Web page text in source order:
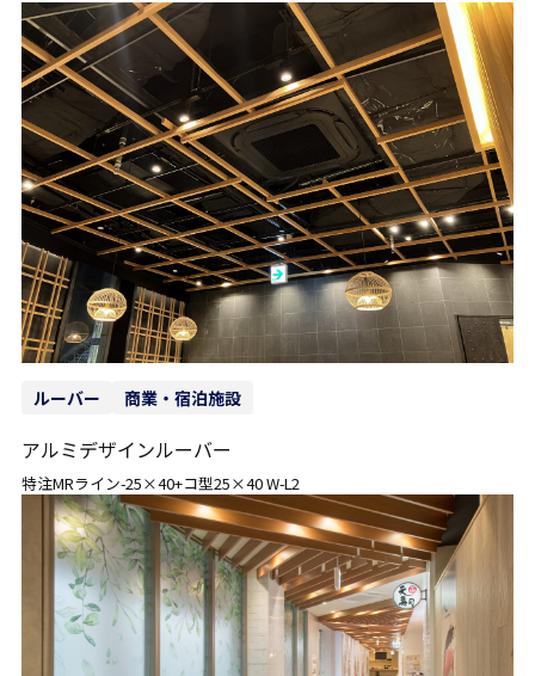
ルーバー 商業・宿泊施設
アルミデザインルーバー
特注MRライン-25×40+コ型25×40 W-L2